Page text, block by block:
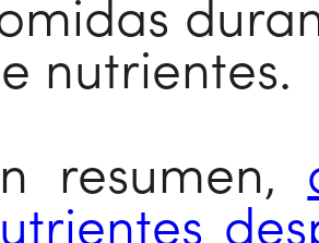
nutrientes.
resumen,